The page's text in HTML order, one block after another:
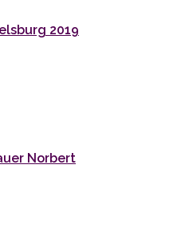
2019
Norbert